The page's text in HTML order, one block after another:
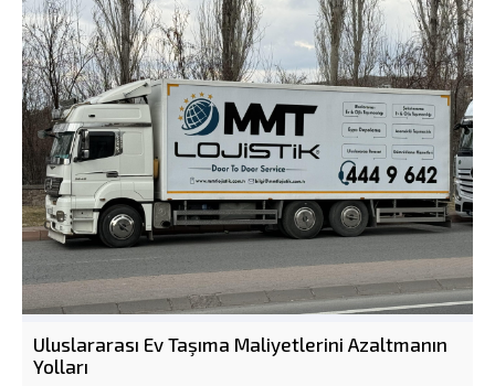
Uluslararası Ev Taşıma Maliyetlerini Azaltmanın
Yolları